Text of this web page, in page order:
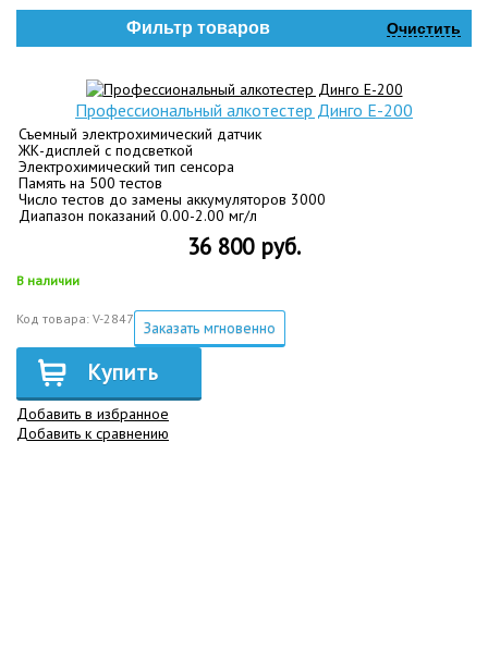
Фильтр товаров Очистить
Профессиональный алкотестер Динго Е-200
Съемный электрохимический датчик
ЖК-дисплей с подсветкой
Электрохимический тип сенсора
Память на 500 тестов
Число тестов до замены аккумуляторов 3000
Диапазон показаний 0.00-2.00 мг/л
36 800 руб.
В наличии
Код товара: V-2847 Заказать мгновенно
Купить
Добавить в избранное
Добавить к сравнению